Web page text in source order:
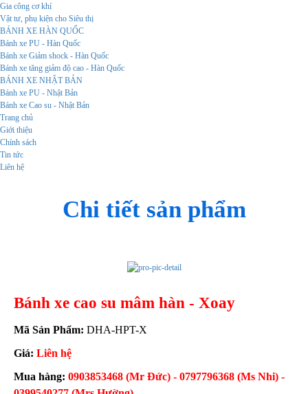
Gia công cơ khí
Vật tư, phụ kiện cho Siêu thị
BÁNH XE HÀN QUỐC
Bánh xe PU - Hàn Quốc
Bánh xe Giảm shock - Hàn Quốc
Bánh xe tăng giảm độ cao - Hàn Quốc
BÁNH XE NHẬT BẢN
Bánh xe PU - Nhật Bản
Bánh xe Cao su - Nhật Bản
Trang chủ
Giới thiệu
Chính sách
Tin tức
Liên hệ
Chi tiết sản phẩm
Bánh xe cao su mâm hàn - Xoay
Mã Sản Phẩm: DHA-HPT-X
Giá: Liên hệ
Mua hàng: 0903853468 (Mr Đức) - 0797796368 (Ms Nhi) -